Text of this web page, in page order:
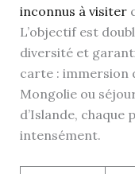
inconnus à visiter
L’objectif est
diversité et
carte : immersion
Mongolie ou
d’Islande, chaque
intensément.